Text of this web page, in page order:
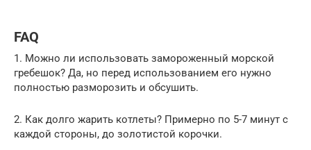
FAQ
1. Можно ли использовать замороженный морской
гребешок? Да, но перед использованием его нужно
полностью разморозить и обсушить.
2. Как долго жарить котлеты? Примерно по 5-7 минут с
каждой стороны, до золотистой корочки.